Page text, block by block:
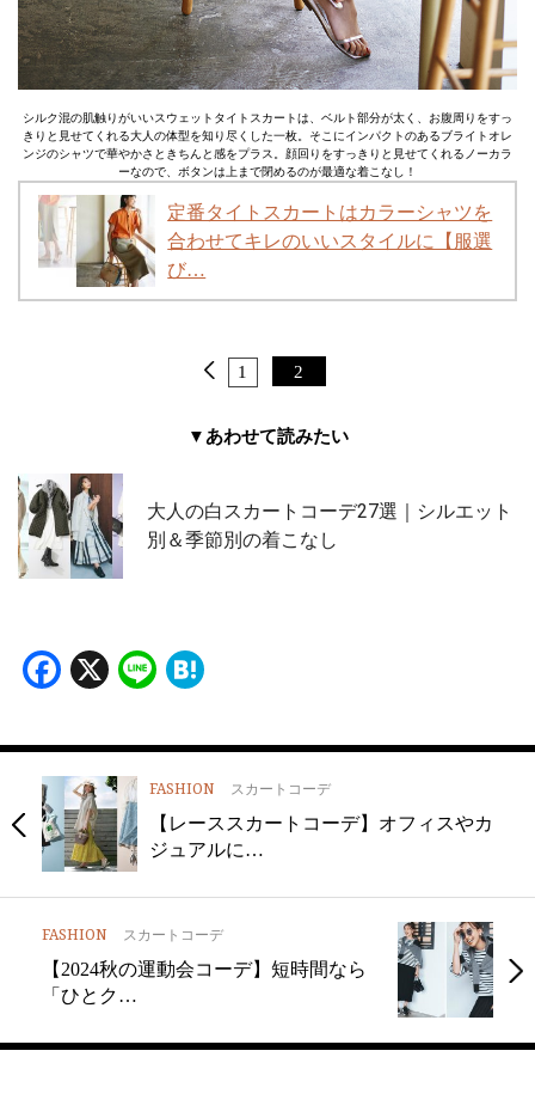
シルク混の肌触りがいいスウェットタイトスカートは、ベルト部分が太く、お腹周りをすっ
きりと見せてくれる大人の体型を知り尽くした一枚。そこにインパクトのあるブライトオレ
ンジのシャツで華やかさときちんと感をプラス。顔回りをすっきりと見せてくれるノーカラ
ーなので、ボタンは上まで閉めるのが最適な着こなし！
定番タイトスカートはカラーシャツを
合わせてキレのいいスタイルに【服選
び…
1 2
▼あわせて読みたい
大人の白スカートコーデ27選｜シルエット
別＆季節別の着こなし
Facebook
X Line
FASHION スカートコーデ
【レーススカートコーデ】オフィスやカ
ジュアルに…
FASHION スカートコーデ
【2024秋の運動会コーデ】短時間なら
「ひとク…